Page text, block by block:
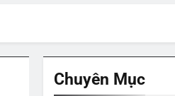
Chuyên Mục